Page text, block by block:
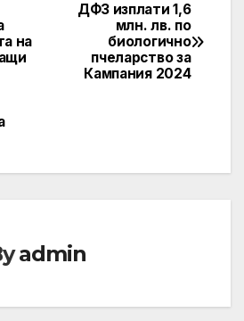
ДФЗ изплати 1,6
млн. лв. по
биологично
пчеларство за
Кампания 2024
на
admin